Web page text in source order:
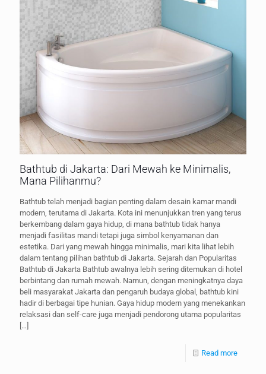
Bathtub di Jakarta: Dari Mewah ke Minimalis,
Mana Pilihanmu?
Bathtub telah menjadi bagian penting dalam desain kamar mandi
modern, terutama di Jakarta. Kota ini menunjukkan tren yang terus
berkembang dalam gaya hidup, di mana bathtub tidak hanya
menjadi fasilitas mandi tetapi juga simbol kenyamanan dan
estetika. Dari yang mewah hingga minimalis, mari kita lihat lebih
dalam tentang pilihan bathtub di Jakarta. Sejarah dan Popularitas
Bathtub di Jakarta Bathtub awalnya lebih sering ditemukan di hotel
berbintang dan rumah mewah. Namun, dengan meningkatnya daya
beli masyarakat Jakarta dan pengaruh budaya global, bathtub kini
hadir di berbagai tipe hunian. Gaya hidup modern yang menekankan
relaksasi dan self-care juga menjadi pendorong utama popularitas
[…]
Read more